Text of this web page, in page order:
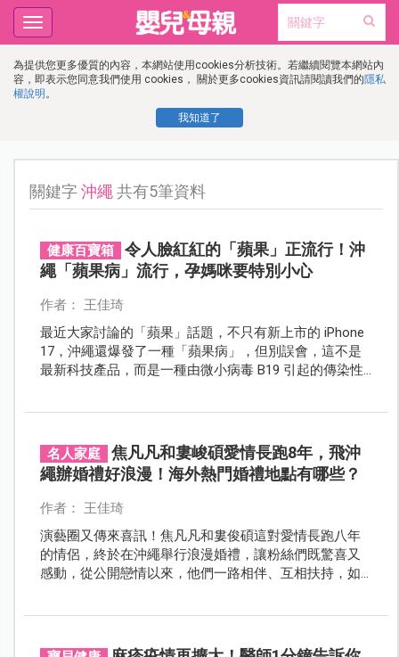
為提供您更多優質的內容，本網站使用cookies分析技術。若繼續閱覽本網站內
容，即表示您同意我們使用 cookies， 關於更多cookies資訊請閱讀我們的隱私
權說明 。
我知道了
Toggle
navigation
關鍵字沖繩共有5筆資料
健康百寶箱
令人臉紅紅的「蘋果」正流行！沖
繩「蘋果病」流行，孕媽咪要特別小心
作者： 王佳琦
最近大家討論的「蘋果」話題，不只有新上市的 iPhone
17，沖繩還爆發了一種「蘋果病」，但別誤會，這不是
最新科技產品，而是一種由微小病毒 B19 引起的傳染性
名人家庭
焦凡凡和婁峻碩愛情長跑8年，飛沖
繩辦婚禮好浪漫！海外熱門婚禮地點有哪些？
作者： 王佳琦
演藝圈又傳來喜訊！焦凡凡和婁俊碩這對愛情長跑八年
的情侶，終於在沖繩舉行浪漫婚禮，讓粉絲們既驚喜又
感動，從公開戀情以來，他們一路相伴、互相扶持，如